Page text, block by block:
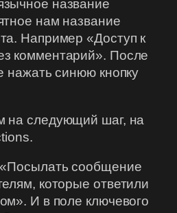
название
нам название
Например «Доступ к
комментарий». После
нажать синюю кнопку
на следующий шаг, на
сообщение
которые ответили
И в поле ключевого